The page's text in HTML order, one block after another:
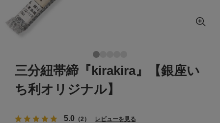
三分紐帯締『kirakira』【銀座い
ち利オリジナル】
5.0 （2） レビューを見る